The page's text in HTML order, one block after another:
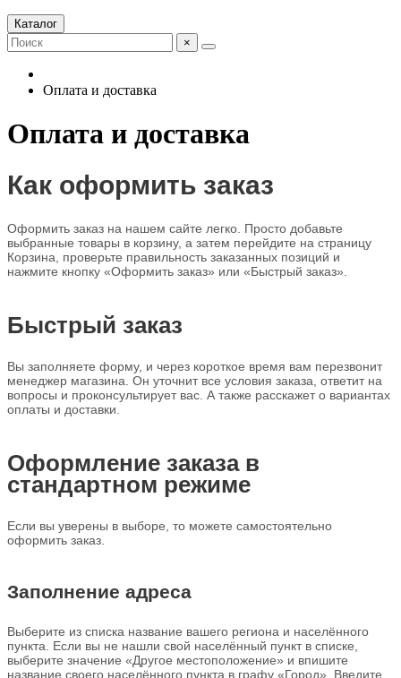
Каталог
×
Оплата и доставка
Оплата и доставка
Как оформить заказ
Оформить заказ на нашем сайте легко. Просто добавьте
выбранные товары в корзину, а затем перейдите на страницу
Корзина, проверьте правильность заказанных позиций и
нажмите кнопку «Оформить заказ» или «Быстрый заказ».
Быстрый заказ
Вы заполняете форму, и через короткое время вам перезвонит
менеджер магазина. Он уточнит все условия заказа, ответит на
вопросы и проконсультирует вас. А также расскажет о вариантах
оплаты и доставки.
Оформление заказа в
стандартном режиме
Если вы уверены в выборе, то можете самостоятельно
оформить заказ.
Заполнение адреса
Выберите из списка название вашего региона и населённого
пункта. Если вы не нашли свой населённый пункт в списке,
выберите значение «Другое местоположение» и впишите
название своего населённого пункта в графу «Город». Введите